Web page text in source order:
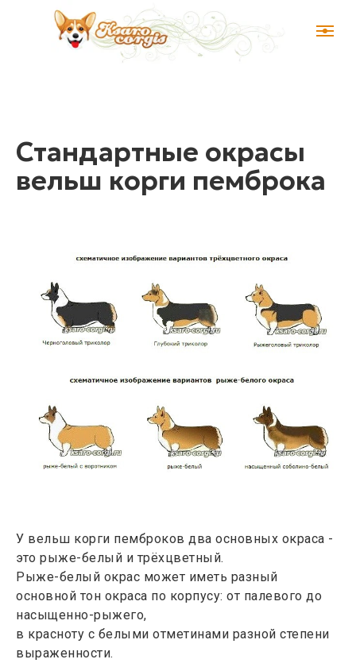
Стандартные окрасы
вельш корги пемброка
У вельш корги пемброков два основных окраса -
это рыже-белый и трёхцветный.
Рыже-белый окрас может иметь разный
основной тон окраса по корпусу: от палевого до
насыщенно-рыжего,
в красноту с белыми отметинами разной степени
выраженности.